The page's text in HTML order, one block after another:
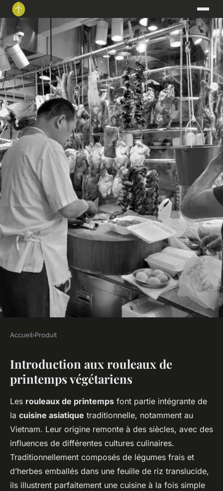
Découvrez comment réaliser
des rouleaux de printemps
végétariens avec une
savoureuse sauce hoisin
maison !
Gabin•25 avril 2025•6 min de lecture
Accueil›Produit
Introduction aux rouleaux de
printemps végétariens
Les rouleaux de printemps font partie intégrante de
la cuisine asiatique traditionnelle, notamment au
Vietnam. Leur origine remonte à des siècles, avec des
influences de différentes cultures culinaires.
Traditionnellement composés de légumes frais et
d’herbes emballés dans une feuille de riz translucide,
ils illustrent parfaitement une cuisine à la fois simple